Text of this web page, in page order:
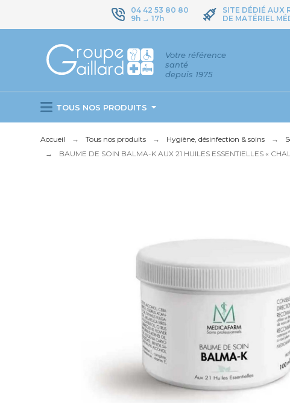
04 42 53 80 80
9h → 17h
SITE DÉDIÉ AUX
DE MATÉRIEL
Votre référence
santé
depuis 1975
TOUS NOS PRODUITS
Accueil Tous nos produits Hygiène, désinfection & soins
BAUME DE SOIN BALMA-K AUX 21 HUILES ESSENTIELLES «